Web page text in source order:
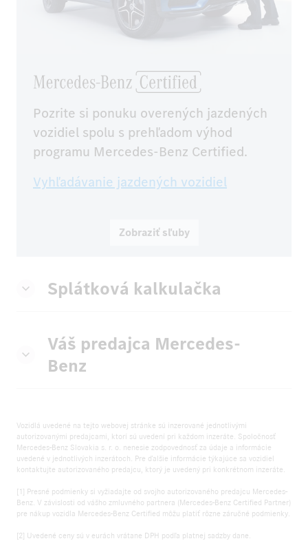
Pozrite si ponuku overených jazdených
vozidiel spolu s prehľadom výhod
programu Mercedes-Benz Certified.
Vyhľadávanie jazdených vozidiel
Zobraziť sľuby
Splátková kalkulačka
Váš predajca Mercedes-
Benz
Vozidlá uvedené na tejto webovej stránke sú inzerované jednotlivými
autorizovanými predajcami, ktorí sú uvedení pri každom inzeráte. Spoločnosť
Mercedes-Benz Slovakia s. r. o. nenesie zodpovednosť za údaje a informácie
uvedené v jednotlivých inzerátoch. Pre ďalšie informácie týkajúce sa vozidiel
kontaktujte autorizovaného predajcu, ktorý je uvedený pri konkrétnom inzeráte.
[1] Presné podmienky si vyžiadajte od svojho autorizovaného predajcu Mercedes-
Benz. V závislosti od vášho zmluvného partnera (Mercedes-Benz Certified Partner)
pre nákup vozidla Mercedes-Benz Certified môžu platiť rôzne záručné podmienky.
[2] Uvedené ceny sú v eurách vrátane DPH podľa platnej sadzby dane.